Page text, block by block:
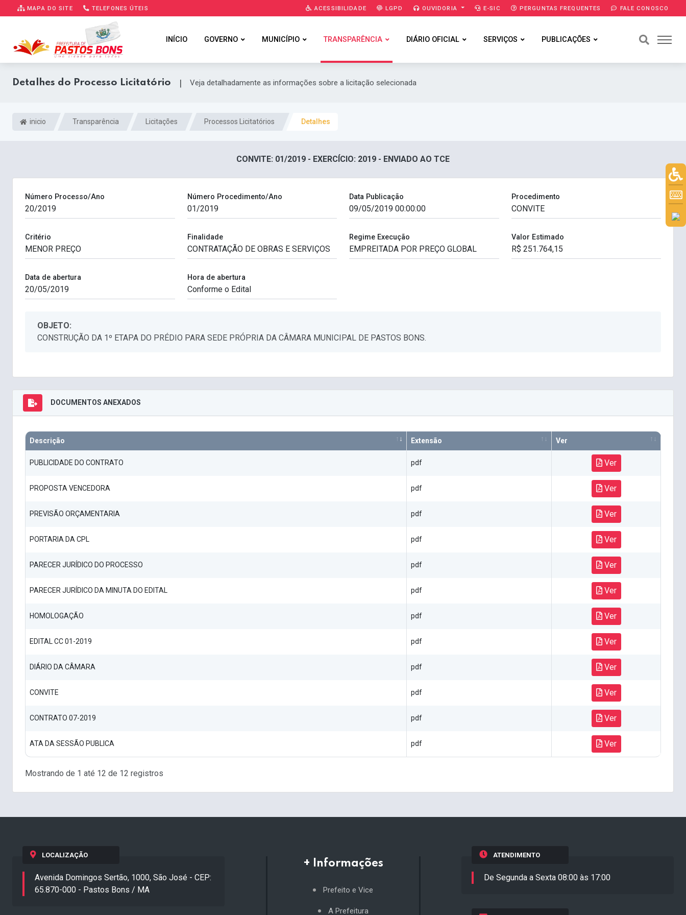
MAPA DO SITE TELEFONES ÚTEIS ACESSIBILIDADE LGPD OUVIDORIA E-SIC PERGUNTAS FREQUENTES FALE CONOSCO
INÍCIO GOVERNO MUNICÍPIO TRANSPARÊNCIA DIÁRIO OFICIAL SERVIÇOS PUBLICAÇÕES
Detalhes do Processo Licitatório | Veja detalhadamente as informações sobre a licitação selecionada
inicio Transparência Licitações Processos Licitatórios Detalhes
CONVITE: 01/2019 - EXERCÍCIO: 2019 - ENVIADO AO TCE
Número Processo/Ano Número Procedimento/Ano Data Publicação Procedimento
Critério Finalidade Regime Execução Valor Estimado
Data de abertura Hora de abertura
OBJETO:
CONSTRUÇÃO DA 1º ETAPA DO PRÉDIO PARA SEDE PRÓPRIA DA CÂMARA MUNICIPAL DE PASTOS BONS.
DOCUMENTOS ANEXADOS
Descrição Extensão Ver
PUBLICIDADE DO CONTRATO pdf Ver
PROPOSTA VENCEDORA pdf Ver
PREVISÃO ORÇAMENTARIA pdf Ver
PORTARIA DA CPL pdf Ver
PARECER JURÍDICO DO PROCESSO pdf Ver
PARECER JURÍDICO DA MINUTA DO EDITAL pdf Ver
HOMOLOGAÇÃO pdf Ver
EDITAL CC 01-2019 pdf Ver
DIÁRIO DA CÂMARA pdf Ver
CONVITE pdf Ver
CONTRATO 07-2019 pdf Ver
ATA DA SESSÃO PUBLICA pdf Ver
Mostrando de 1 até 12 de 12 registros
LOCALIZAÇÃO
Avenida Domingos Sertão, 1000, São José - CEP:
65.870-000 - Pastos Bons / MA
+ Informações
Prefeito e Vice
A Prefeitura
ATENDIMENTO
De Segunda a Sexta 08:00 às 17:00